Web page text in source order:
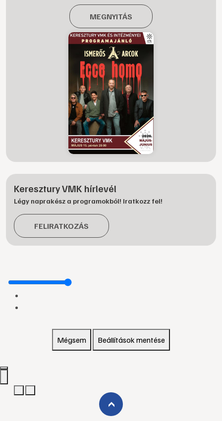
MEGNYITÁS
Keresztury VMK hírlevél
Légy naprakész a programokból! Iratkozz fel!
FELIRATKOZÁS
Mégsem Beállítások mentése
›